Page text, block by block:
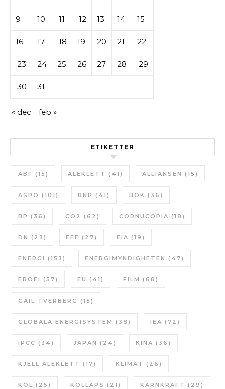
9 10 11 12 13 14 15
16 17 18 19 20 21 22
23 24 25 26 27 28 29
30 31
« dec feb »
ETIKETTER
ABF (15) ALEKLETT (41) ALLIANSEN (15)
ASPO (101) BNP (41) BOK (36)
BP (36) CO2 (62) CORNUCOPIA (18)
DN (23) EEE (27) EIA (19)
ENERGI (153) ENERGIMYNDIGHETEN (47)
EROEI (57) EU (41) FILM (68)
GAIL TVERBERG (15)
GLOBALA ENERGISYSTEM (38) IEA (72)
IPCC (34) JAPAN (24) KINA (36)
KJELL ALEKLETT (17) KLIMAT (26)
KOL (25) KOLLAPS (21) KÄRNKRAFT (29)